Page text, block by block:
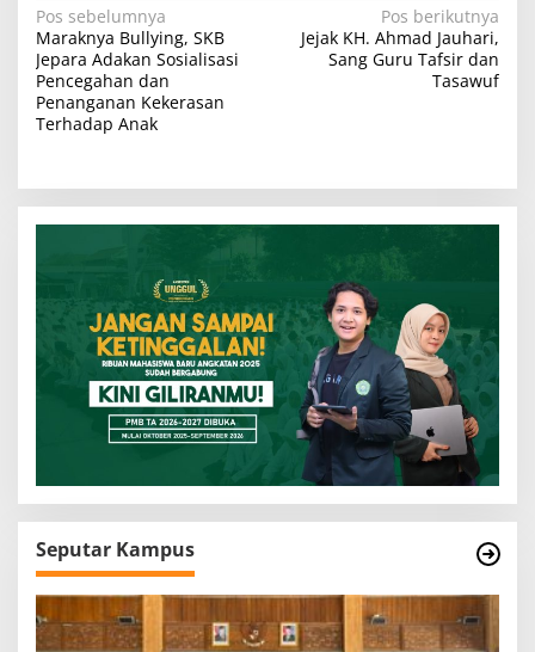
N
a
v
i
a
s
Pos sebelumnya
Maraknya Bullying, SKB
Jepara Adakan Sosialisasi
Pencegahan dan
Penanganan Kekerasan
Terhadap Anak
Pos berikutnya
Jejak KH. Ahmad Jauhari,
Sang Guru Tafsir dan
Tasawuf
Seputar Kampus